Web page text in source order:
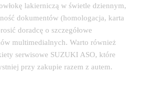
lakierniczą w świetle dziennym,
dokumentów (homologacja, karta
doradcę o szczegółowe
multimedialnych. Warto również
serwisowe SUZUKI ASO, które
przy zakupie razem z autem.